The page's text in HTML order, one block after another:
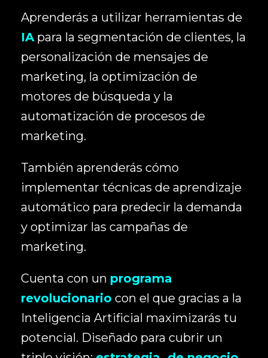
Aprenderás a utilizar herramientas de
IApara la segmentación de clientes, la
personalización de mensajes de
marketing, la optimización de
motores de búsqueda y la
automatización de procesos de
marketing.
También aprenderás cómo
implementar técnicas de aprendizaje
automático para predecir la demanda
y optimizar las campañas de
marketing.
Cuenta con un programa
revolucionario con el que gracias a la
Inteligencia Artificial maximizarás tu
potencial. Diseñado para cubrir un